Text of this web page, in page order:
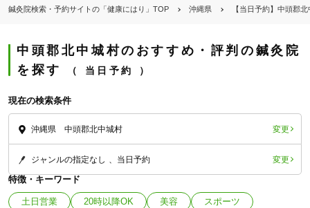
鍼灸院検索・予約サイトの「健康にはり」TOP 沖縄県 【当日予約】中頭郡
中頭郡北中城村のおすすめ・評判の鍼灸院
を探す
当日予約
現在の検索条件
沖縄県 中頭郡北中城村 変更
ジャンルの指定なし 当日予約 変更
特徴・キーワード
土日営業 20時以降OK 美容
スポーツ
「健康にはりを見た」